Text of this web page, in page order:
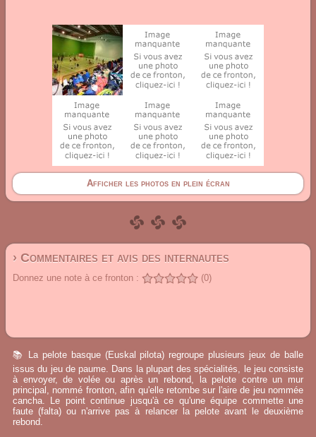
Afficher les photos en plein écran
› Commentaires et avis des internautes
Donnez une note à ce fronton : (0)
📚 La pelote basque (Euskal pilota) regroupe plusieurs jeux de balle
issus du jeu de paume. Dans la plupart des spécialités, le jeu consiste
à envoyer, de volée ou après un rebond, la pelote contre un mur
principal, nommé fronton, afin qu'elle retombe sur l'aire de jeu nommée
cancha. Le point continue jusqu'à ce qu'une équipe commette une
faute (falta) ou n'arrive pas à relancer la pelote avant le deuxième
rebond.